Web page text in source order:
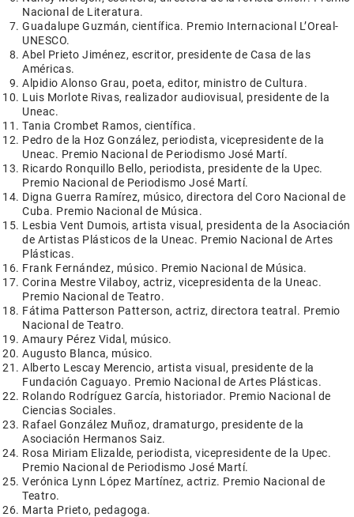
Nacional de Literatura.
Guadalupe Guzmán, científica. Premio Internacional L’Oreal-
UNESCO.
Abel Prieto Jiménez, escritor, presidente de Casa de las
Américas.
Alpidio Alonso Grau, poeta, editor, ministro de Cultura.
Luis Morlote Rivas, realizador audiovisual, presidente de la
Uneac.
Tania Crombet Ramos, científica.
Pedro de la Hoz González, periodista, vicepresidente de la
Uneac. Premio Nacional de Periodismo José Martí.
Ricardo Ronquillo Bello, periodista, presidente de la Upec.
Premio Nacional de Periodismo José Martí.
Digna Guerra Ramírez, músico, directora del Coro Nacional de
Cuba. Premio Nacional de Música.
Lesbia Vent Dumois, artista visual, presidenta de la Asociación
de Artistas Plásticos de la Uneac. Premio Nacional de Artes
Plásticas.
Frank Fernández, músico. Premio Nacional de Música.
Corina Mestre Vilaboy, actriz, vicepresidenta de la Uneac.
Premio Nacional de Teatro.
Fátima Patterson Patterson, actriz, directora teatral. Premio
Nacional de Teatro.
Amaury Pérez Vidal, músico.
Augusto Blanca, músico.
Alberto Lescay Merencio, artista visual, presidente de la
Fundación Caguayo. Premio Nacional de Artes Plásticas.
Rolando Rodríguez García, historiador. Premio Nacional de
Ciencias Sociales.
Rafael González Muñoz, dramaturgo, presidente de la
Asociación Hermanos Saiz.
Rosa Miriam Elizalde, periodista, vicepresidente de la Upec.
Premio Nacional de Periodismo José Martí.
Verónica Lynn López Martínez, actriz. Premio Nacional de
Teatro.
Marta Prieto, pedagoga.